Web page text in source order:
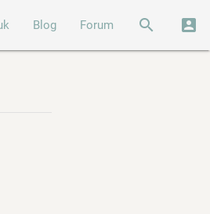
Blog Forum search account_box